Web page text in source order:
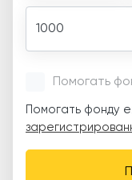
Помогать
Помогать фонду